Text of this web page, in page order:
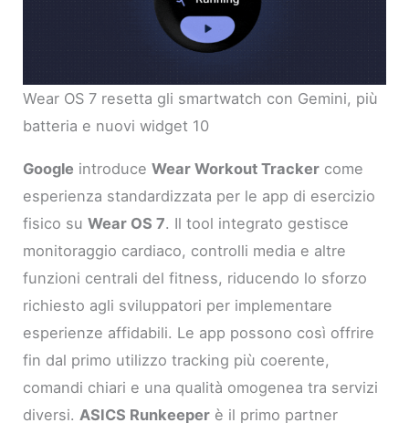
Wear OS 7 resetta gli smartwatch con Gemini, più
batteria e nuovi widget 10
Google introduceWear Workout Tracker come
esperienza standardizzata per le app di esercizio
fisico suWear OS 7. Il tool integrato gestisce
monitoraggio cardiaco, controlli media e altre
funzioni centrali del fitness, riducendo lo sforzo
richiesto agli sviluppatori per implementare
esperienze affidabili. Le app possono così offrire
fin dal primo utilizzo tracking più coerente,
comandi chiari e una qualità omogenea tra servizi
diversi. ASICS Runkeeper è il primo partner